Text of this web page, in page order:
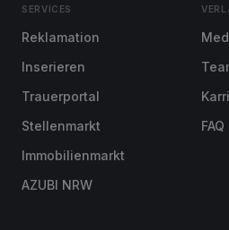
SERVICES
Reklamation
Inserieren
Trauerportal
Stellenmarkt
Immobilienmarkt
AZUBI NRW
FAQ